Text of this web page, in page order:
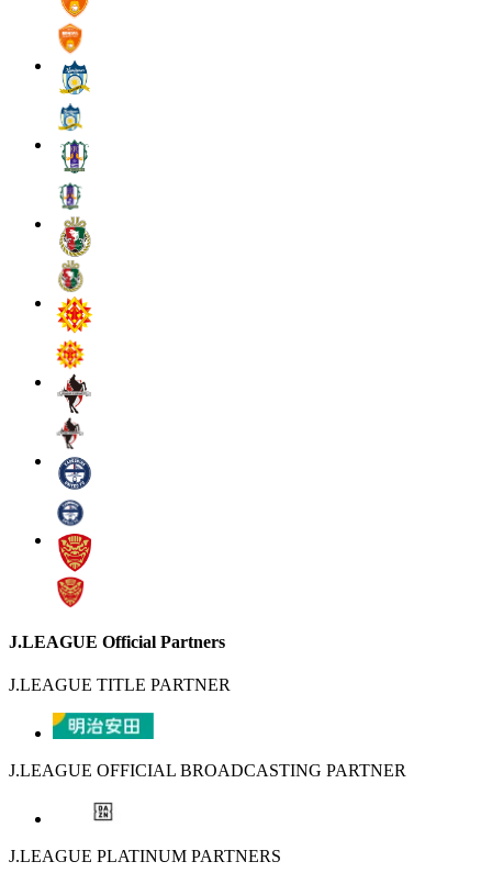
J.LEAGUE Official Partners
J.LEAGUE TITLE PARTNER
J.LEAGUE OFFICIAL BROADCASTING PARTNER
J.LEAGUE PLATINUM PARTNERS